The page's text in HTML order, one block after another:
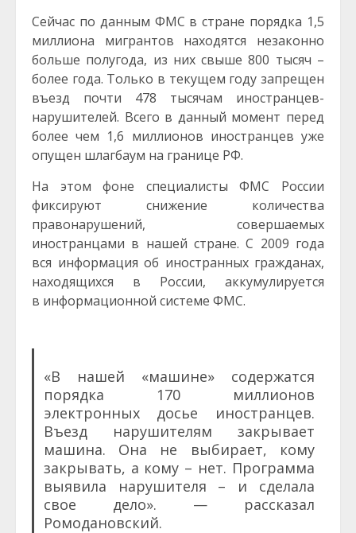
Сейчас по данным ФМС в стране порядка 1,5
миллиона мигрантов находятся незаконно
больше полугода, из них свыше 800 тысяч –
более года. Только в текущем году запрещен
въезд почти 478 тысячам иностранцев-
нарушителей. Всего в данный момент перед
более чем 1,6 миллионов иностранцев уже
опущен шлагбаум на границе РФ.
На этом фоне специалисты ФМС России
фиксируют снижение количества
правонарушений, совершаемых
иностранцами в нашей стране. С 2009 года
вся информация об иностранных гражданах,
находящихся в России, аккумулируется
в информационной системе ФМС.
«В нашей «машине» содержатся
порядка 170 миллионов
электронных досье иностранцев.
Въезд нарушителям закрывает
машина. Она не выбирает, кому
закрывать, а кому – нет. Программа
выявила нарушителя – и сделала
свое дело». — рассказал
Ромодановский.